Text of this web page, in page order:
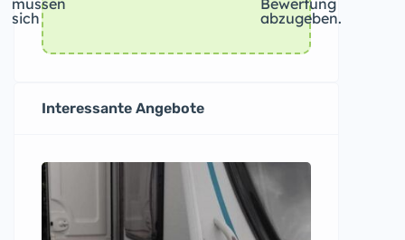
müssen
sich
Bewertung
abzugeben.
Interessante Angebote